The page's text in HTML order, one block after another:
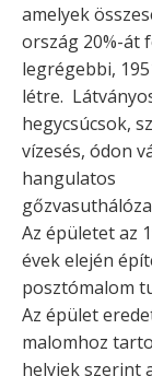
amelyek
ország 20%-át
legrégebbi,
létre.
hegycsúcsok,
vízesés, ódon
hangulatos
Az épületet az
évek elején
posztómalom
Az épület
malomhoz
helyiek szerint